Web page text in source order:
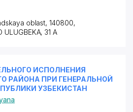
oblast, 140800,
ULUGBEKA, 31 A
ИСПОЛНЕНИЯ
РАЙОНА ПРИ ГЕНЕРАЛЬНОЙ
УЗБЕКИСТАН